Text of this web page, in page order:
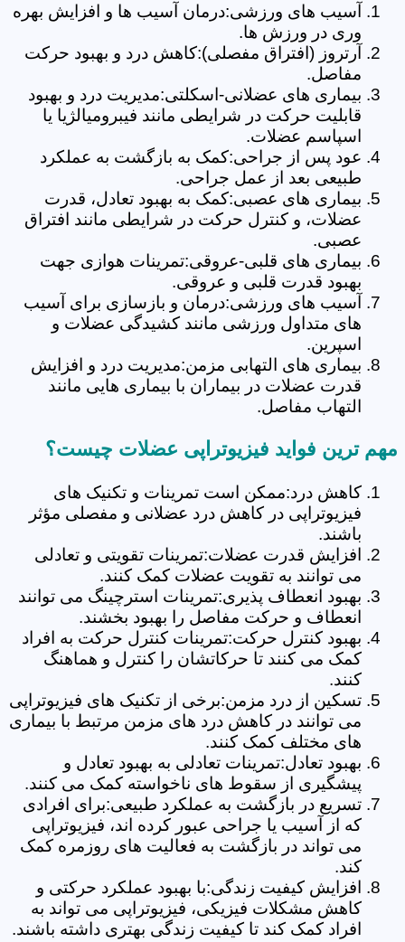
آسیب های ورزشی:درمان آسیب ها و افزایش بهره
وری در ورزش ها.
آرتروز (افتراق مفصلی):کاهش درد و بهبود حرکت
مفاصل.
بیماری های عضلانی-اسکلتی:مدیریت درد و بهبود
قابلیت حرکت در شرایطی مانند فیبرومیالژیا یا
اسپاسم عضلات.
عود پس از جراحی:کمک به بازگشت به عملکرد
طبیعی بعد از عمل جراحی.
بیماری های عصبی:کمک به بهبود تعادل، قدرت
عضلات، و کنترل حرکت در شرایطی مانند افتراق
عصبی.
بیماری های قلبی-عروقی:تمرینات هوازی جهت
بهبود قدرت قلبی و عروقی.
آسیب های ورزشی:درمان و بازسازی برای آسیب
های متداول ورزشی مانند کشیدگی عضلات و
اسپرین.
بیماری های التهابی مزمن:مدیریت درد و افزایش
قدرت عضلات در بیماران با بیماری هایی مانند
التهاب مفاصل.
مهم ترین فواید فیزیوتراپی عضلات چیست؟
کاهش درد:ممکن است تمرینات و تکنیک های
فیزیوتراپی در کاهش درد عضلانی و مفصلی مؤثر
باشند.
افزایش قدرت عضلات:تمرینات تقویتی و تعادلی
می توانند به تقویت عضلات کمک کنند.
بهبود انعطاف پذیری:تمرینات استرچینگ می توانند
انعطاف و حرکت مفاصل را بهبود بخشند.
بهبود کنترل حرکت:تمرینات کنترل حرکت به افراد
کمک می کنند تا حرکاتشان را کنترل و هماهنگ
کنند.
تسکین از درد مزمن:برخی از تکنیک های فیزیوتراپی
می توانند در کاهش درد های مزمن مرتبط با بیماری
های مختلف کمک کنند.
بهبود تعادل:تمرینات تعادلی به بهبود تعادل و
پیشگیری از سقوط های ناخواسته کمک می کنند.
تسریع در بازگشت به عملکرد طبیعی:برای افرادی
که از آسیب یا جراحی عبور کرده اند، فیزیوتراپی
می تواند در بازگشت به فعالیت های روزمره کمک
کند.
افزایش کیفیت زندگی:با بهبود عملکرد حرکتی و
کاهش مشکلات فیزیکی، فیزیوتراپی می تواند به
افراد کمک کند تا کیفیت زندگی بهتری داشته باشند.